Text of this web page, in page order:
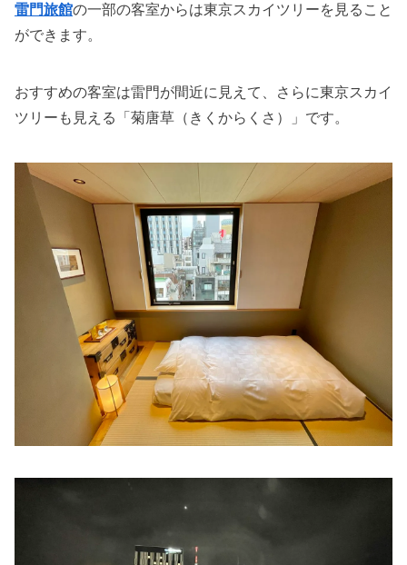
雷門旅館の一部の客室からは東京スカイツリーを見ること
ができます。
おすすめの客室は雷門が間近に見えて、さらに東京スカイ
ツリーも見える「菊唐草（きくからくさ）」です。